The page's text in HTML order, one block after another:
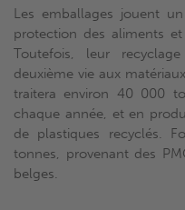
Les emballages jouent
protection des aliments
Toutefois, leur
deuxième vie aux
traitera environ 40 000
chaque année, et en
de plastiques recyclés.
tonnes, provenant des
belges.